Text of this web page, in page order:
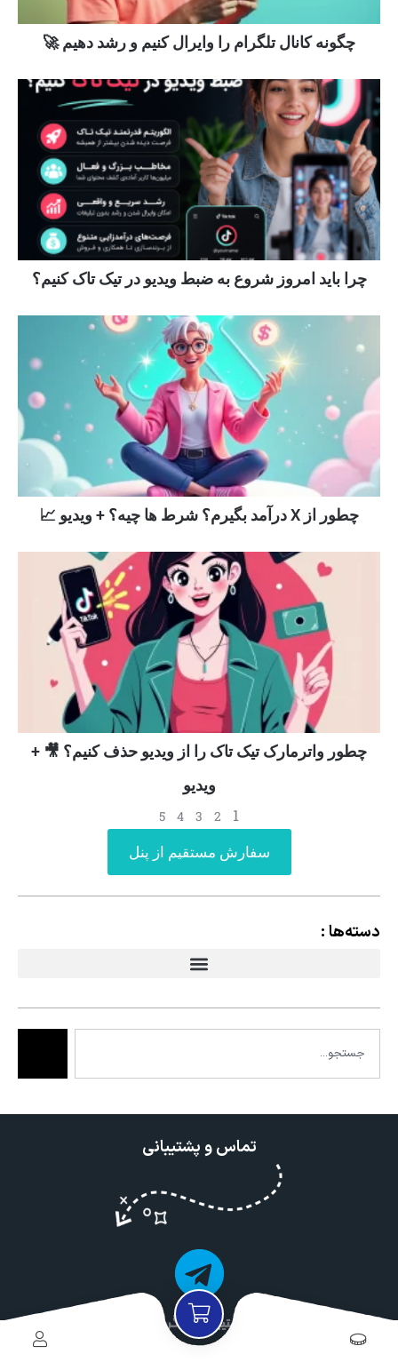
چگونه کانال تلگرام را وایرال کنیم و رشد دهیم 🚀
چرا باید امروز شروع به ضبط ویدیو در تیک تاک کنیم؟
چطور از X درآمد بگیرم؟ شرط ها چیه؟ + ویدیو 📈
چطور واترمارک تیک تاک را از ویدیو حذف کنیم؟ 🎥 +
ویدیو
1
2
3
4
5
سفارش مستقیم از پنل
دسته‌ها :
تماس و پشتیبانی
پشتیبانی تلگرام